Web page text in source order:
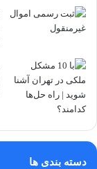
دسته بندی ها